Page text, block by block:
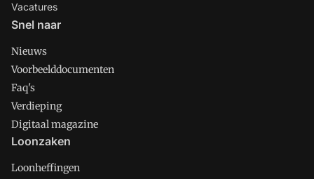
Vacatures
Snel naar
Nieuws
Voorbeelddocumenten
Faq's
Verdieping
Digitaal magazine
Loonzaken
Loonheffingen